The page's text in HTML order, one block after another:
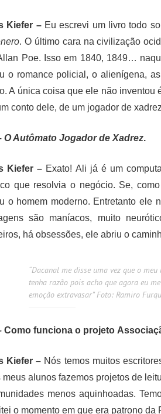
Kiefer –Eu escrevi um livro todo
. O último cara na civilização
Poe. Isso em 1840, 1849…
o romance policial, o alienígena,
A única coisa que ele não inventou
conto dele, de um jogador de
O Autômato Jogador de Xadrez.
Kiefer – Exato! Ali já é um
que resolvia o negócio. Se,
o homem moderno. Entretanto ele
são maníacos, muito
há obsessões, ele abriu o
“Dacanal me disse uma vez que o
tenha razão pois acho que agora eu
emoção extravasar” Foto: Ramiro
Como funciona o projeto
Kiefer – Nós temos muitos
meus alunos fazemos projetos de
menos aquinhoadas.
o momento em que era patrono